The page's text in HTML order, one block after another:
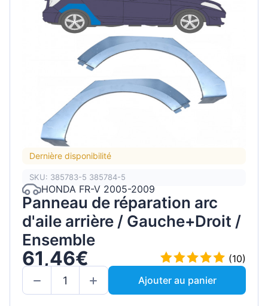
Dernière disponibilité
SKU: 385783-5 385784-5
HONDA FR-V 2005-2009
Panneau de réparation arc
d'aile arrière / Gauche+Droit /
Ensemble
61,46€
(10)
Ajouter au panier